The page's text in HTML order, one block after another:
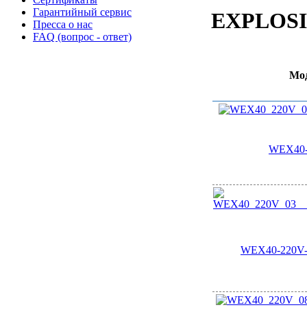
Гарантийный сервис
Пресса о нас
FAQ (вопрос - ответ)
WEX40-